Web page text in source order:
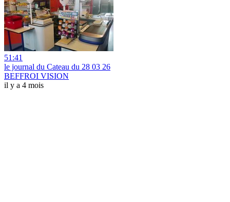
51:41
le journal du Cateau du 28 03 26
BEFFROI VISION
il y a 4 mois